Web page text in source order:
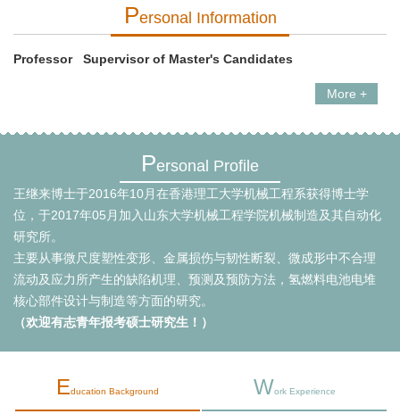
PErsonal Information
Professor Supervisor of Master's Candidates
More +
Personal Profile
王继来博士于2016年10月在香港理工大学机械工程系获得博士学
位，于2017年05月加入山东大学机械工程学院机械制造及其自动化
研究所。
主要从事微尺度塑性变形、金属损伤与韧性断裂、微成形中不合理
流动及应力所产生的缺陷机理、预测及预防方法，氢燃料电池电堆
核心部件设计与制造等方面的研究。
（欢迎有志青年报考硕士研究生！）
Education Background Work Experience